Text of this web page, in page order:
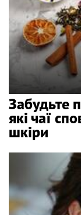
Забудьте
які чаї
шкіри